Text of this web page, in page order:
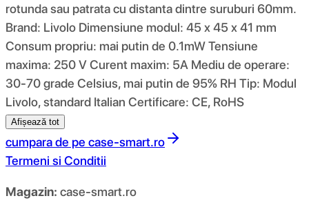
rotunda sau patrata cu distanta dintre suruburi 60mm.
Brand: Livolo Dimensiune modul: 45 x 45 x 41 mm
Consum propriu: mai putin de 0.1mW Tensiune
maxima: 250 V Curent maxim: 5A Mediu de operare:
30-70 grade Celsius, mai putin de 95% RH Tip: Modul
Livolo, standard Italian Certificare: CE, RoHS
Afișează tot
cumpara de pe case-smart.ro
Termeni si Conditii
Magazin: case-smart.ro